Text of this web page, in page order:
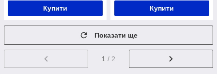
Купити Купити
Показати ще
1 / 2